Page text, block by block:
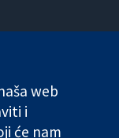
Novosti
medije
web
i
će nam